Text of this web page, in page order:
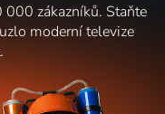
zákazníků. Staňte
moderní televize